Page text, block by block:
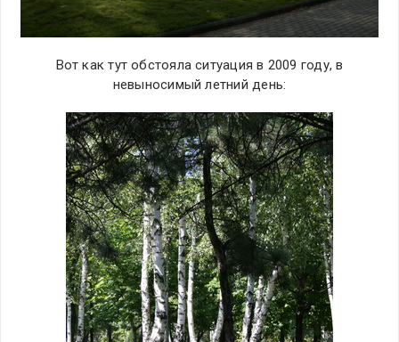
Вот как тут обстояла ситуация в 2009 году, в
невыносимый летний день: